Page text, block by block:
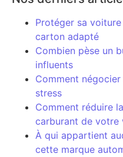
Protéger sa
carton adapté
Combien pèse un
influents
Comment
stress
Comment réduire
carburant de votre
À qui appartient
cette marque